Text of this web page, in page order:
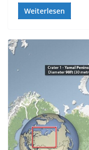
Weiterlesen